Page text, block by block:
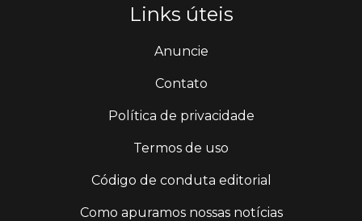
Links úteis
Anuncie
Contato
Política de privacidade
Termos de uso
Código de conduta editorial
Como apuramos nossas notícias